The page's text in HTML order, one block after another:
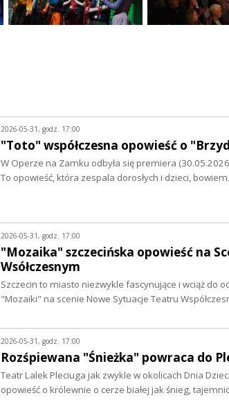
2026-05-31, godz. 17:00
"Toto" współczesna opowieść o
W Operze na Zamku odbyła się premiera
To opowieść, która zespala dorosłych i dzieci,
2026-05-31, godz. 17:00
"Mozaika" szczecińska opowieść na
Wsółczesnym
Szczecin to miasto niezwykle fascynujące i wciąż
"Mozaiki" na scenie Nowe Sytuacje Teatru
2026-05-31, godz. 17:00
Rozśpiewana "Śnieżka" powraca do
Teatr Lalek Pleciuga jak zwykle w okolicach Dnia
opowieść o królewnie o cerze białej jak śnieg,